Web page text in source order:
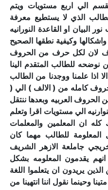
الي اربع مستويات ويتم
الذي لا يستطيع معرفة
البيان او القاعدة النورانيه
وكيفية نطقها الصحيح
لان لكل حرف من الحروف
للطالب المتقدم الينا
اذا علمنا ووجدنا من الطالب
كامله من ( الالف ) الي (
العربيه وبعدها ننتقل
الي مستويات اقرا وتعلم
ان المعلمين والمعلمات
للطالب مهما كان
جاملعة الازهر الشريف
يقدمون المعلومه بشكل
يريدون ان يتعلموا اللغة
وحينما نقول اننا انتهينا من